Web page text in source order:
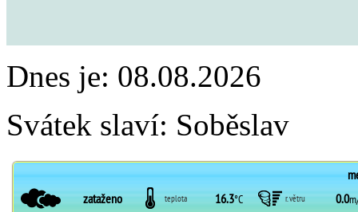
Dnes je: 08.08.2026
Svátek slaví: Soběslav